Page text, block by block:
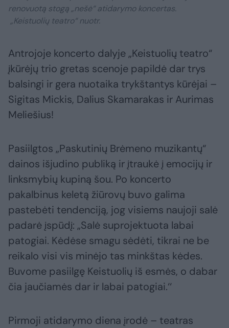
renovuotą stogą „nešė“ atidarymo koncertas.
„Keistuolių teatro“ nuotr.
Antrojoje koncerto dalyje „Keistuolių teatro“
įkūrėjų trio gretas scenoje papildė dar trys
balsingi ir gera nuotaika trykštantys kūrėjai –
Sigitas Mickis, Dalius Skamarakas ir Aurimas
Meliešius!
Pasiilgtos „Paskutinių Brėmeno muzikantų“
dainos išjudino publiką ir įtraukė į emocijų ir
linksmybių kupiną šou. Po koncerto
pakalbinus keletą žiūrovų buvo galima
pastebėti tendenciją, jog visiems naujoji salė
padarė įspūdį: „Salė suprojektuota labai
patogiai. Kėdėse smagu sėdėti, tikrai ne be
reikalo visi vis minėjo tas minkštas kėdes.
Buvome pasiilgę Keistuolių iš esmės, o dabar
čia jaučiamės dar ir labai patogiai.‘‘
Pirmoji atidarymo diena įrodė – teatras